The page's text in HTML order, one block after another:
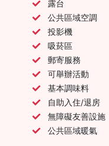
露台
公共區域空調
投影機
吸菸區
郵寄服務
可舉辦活動
基本調味料
自助入住/退房
無障礙友善設施
公共區域暖氣